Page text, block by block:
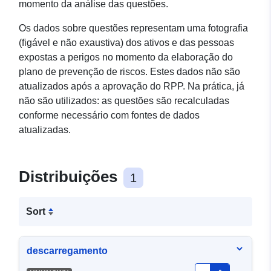
momento da análise das questões.
Os dados sobre questões representam uma fotografia
(figável e não exaustiva) dos ativos e das pessoas
expostas a perigos no momento da elaboração do
plano de prevenção de riscos. Estes dados não são
atualizados após a aprovação do RPP. Na prática, já
não são utilizados: as questões são recalculadas
conforme necessário com fontes de dados
atualizadas.
Distribuições 1
Sort
descarregamento